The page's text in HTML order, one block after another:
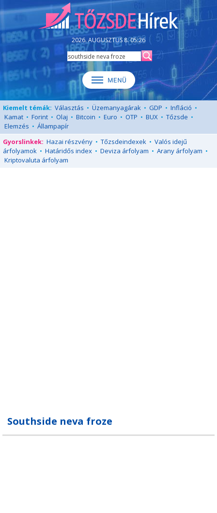
2026. AUGUSZTUS 8. 05:26
Kiemelt témák: Választás • Üzemanyagárak • GDP • Infláció •
Kamat • Forint • Olaj • Bitcoin • Euro • OTP • BUX • Tőzsde •
Elemzés • Állampapír
Gyorslinkek: Hazai részvény • Tőzsdeindexek • Valós idejű
árfolyamok • Határidős index • Deviza árfolyam • Arany árfolyam •
Kriptovaluta árfolyam
Southside neva froze